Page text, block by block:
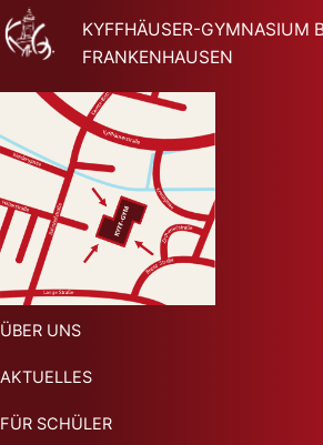
KYFFHÄUSER-GYMNASIUM
FRANKENHAUSEN
ÜBER UNS
AKTUELLES
FÜR SCHÜLER